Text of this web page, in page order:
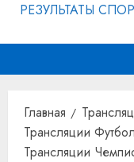
РЕЗУЛЬТАТЫ
Главная
Трансляции Футбол
Трансляции